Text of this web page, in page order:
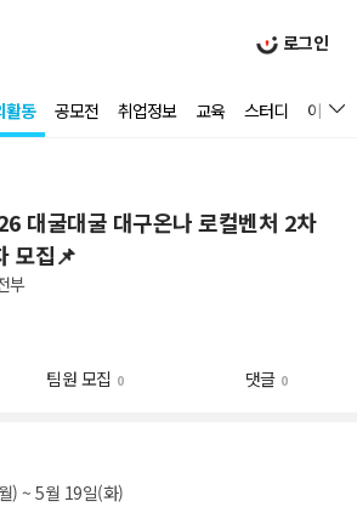
로그인
활동 공모전 취업정보 교육 스터디 이벤트
대굴대굴 대구온나 로컬벤처 2차
모집📌
부
팀원 모집 0 댓글 0
) ~ 5월 19일(화)